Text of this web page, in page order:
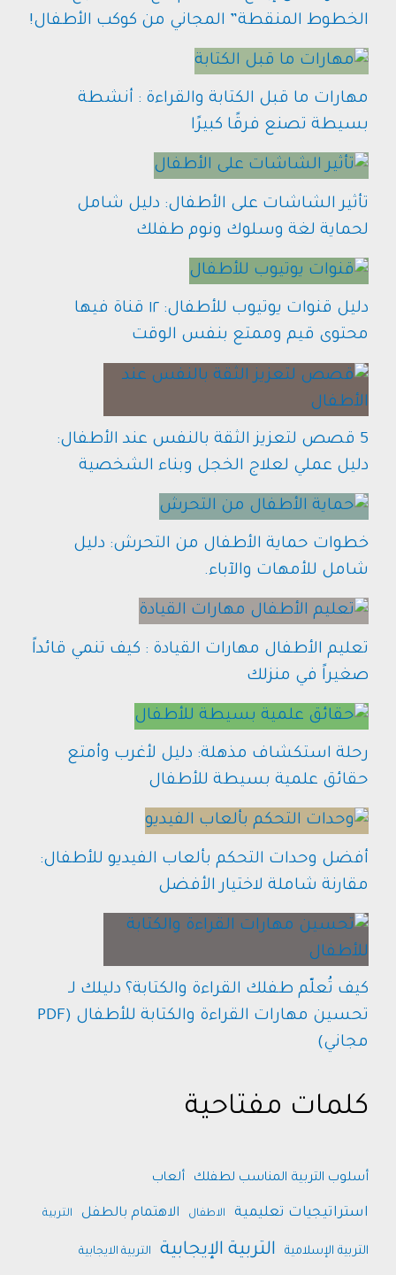
الخطوط المنقطة” المجاني من كوكب الأطفال!
مهارات ما قبل الكتابة والقراءة : أنشطة
بسيطة تصنع فرقًا كبيرًا
تأثير الشاشات على الأطفال: دليل شامل
لحماية لغة وسلوك ونوم طفلك
دليل قنوات يوتيوب للأطفال: ١٢ قناة فيها
محتوى قيم وممتع بنفس الوقت
5 قصص لتعزيز الثقة بالنفس عند الأطفال:
دليل عملي لعلاج الخجل وبناء الشخصية
خطوات حماية الأطفال من التحرش: دليل
شامل للأمهات والآباء.
تعليم الأطفال مهارات القيادة : كيف تنمي قائداً
صغيراً في منزلك
رحلة استكشاف مذهلة: دليل لأغرب وأمتع
حقائق علمية بسيطة للأطفال
أفضل وحدات التحكم بألعاب الفيديو للأطفال:
مقارنة شاملة لاختيار الأفضل
كيف تُعلّم طفلك القراءة والكتابة؟ دليلك لـ
تحسين مهارات القراءة والكتابة للأطفال (PDF
مجاني)
كلمات مفتاحية
أسلوب التربية المناسب لطفلك ألعاب
استراتيجيات تعليمية الاطفال الاهتمام بالطفل التربية
التربية الإسلامية التربية الإيجابية التربية الايجابية